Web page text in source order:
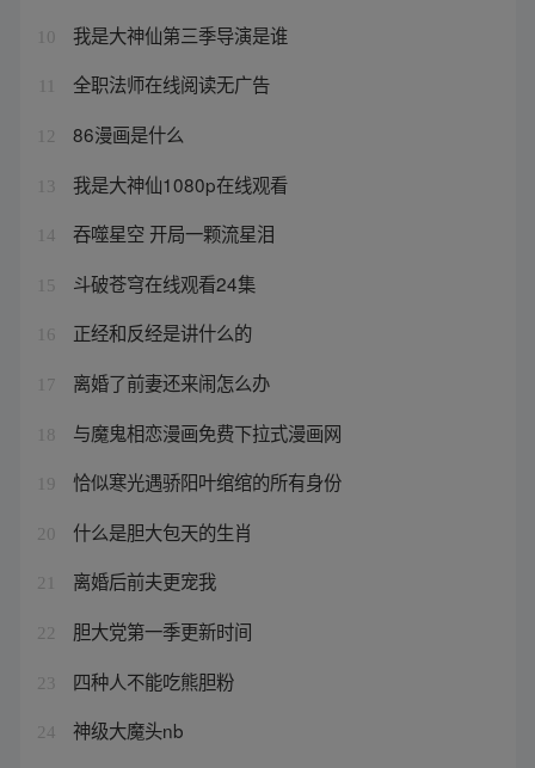
10 我是大神仙第三季导演是谁
全职法师在线阅读无广告
12 86漫画是什么
13 我是大神仙1080p在线观看
14 吞噬星空 开局一颗流星泪
15 斗破苍穹在线观看24集
16 正经和反经是讲什么的
17 离婚了前妻还来闹怎么办
18 与魔鬼相恋漫画免费下拉式漫画网
19 恰似寒光遇骄阳叶绾绾的所有身份
20 什么是胆大包天的生肖
21 离婚后前夫更宠我
22 胆大党第一季更新时间
23 四种人不能吃熊胆粉
24
神级大魔头nb